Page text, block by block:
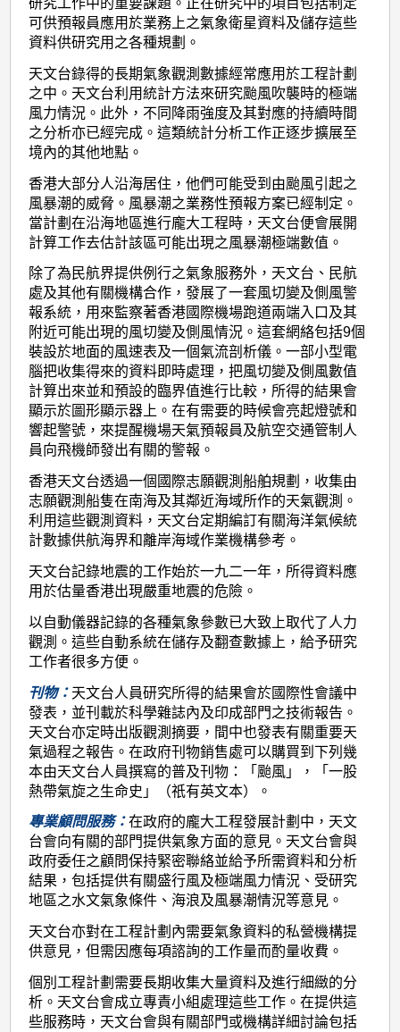
研究工作中的重要課題。正在研究中的項目包括制定
可供預報員應用於業務上之氣象衛星資料及儲存這些
資料供研究用之各種規劃。
天文台錄得的長期氣象觀測數據經常應用於工程計劃
之中。天文台利用統計方法來研究颱風吹襲時的極端
風力情況。此外，不同降雨強度及其對應的持續時間
之分析亦已經完成。這類統計分析工作正逐步擴展至
境內的其他地點。
香港大部分人沿海居住，他們可能受到由颱風引起之
風暴潮的威脅。風暴潮之業務性預報方案已經制定。
當計劃在沿海地區進行龐大工程時，天文台便會展開
計算工作去估計該區可能出現之風暴潮極端數值。
除了為民航界提供例行之氣象服務外，天文台、民航
處及其他有關機構合作，發展了一套風切變及側風警
報系統，用來監察著香港國際機場跑道兩端入口及其
附近可能出現的風切變及側風情況。這套網絡包括9個
裝設於地面的風速表及一個氣流剖析儀。一部小型電
腦把收集得來的資料即時處理，把風切變及側風數值
計算出來並和預設的臨界值進行比較，所得的結果會
顯示於圖形顯示器上。在有需要的時候會亮起燈號和
響起警號，來提醒機場天氣預報員及航空交通管制人
員向飛機師發出有關的警報。
香港天文台透過一個國際志願觀測船舶規劃，收集由
志願觀測船隻在南海及其鄰近海域所作的天氣觀測。
利用這些觀測資料，天文台定期編訂有關海洋氣候統
計數據供航海界和離岸海域作業機構參考。
天文台記錄地震的工作始於一九二一年，所得資料應
用於估量香港出現嚴重地震的危險。
以自動儀器記錄的各種氣象參數已大致上取代了人力
觀測。這些自動系統在儲存及翻查數據上，給予研究
工作者很多方便。
刊物： 天文台人員研究所得的結果會於國際性會議中
發表，並刊載於科學雜誌內及印成部門之技術報告。
天文台亦定時出版觀測摘要，間中也發表有關重要天
氣過程之報告。在政府刊物銷售處可以購買到下列幾
本由天文台人員撰寫的普及刊物：「颱風」，「一股
熱帶氣旋之生命史」（祇有英文本）。
專業顧問服務：在政府的龐大工程發展計劃中，天文
台會向有關的部門提供氣象方面的意見。天文台會與
政府委任之顧問保持緊密聯絡並給予所需資料和分析
結果，包括提供有關盛行風及極端風力情況、受研究
地區之水文氣象條件、海浪及風暴潮情況等意見。
天文台亦對在工程計劃內需要氣象資料的私營機構提
供意見，但需因應每項諮詢的工作量而酌量收費。
個別工程計劃需要長期收集大量資料及進行細緻的分
析。天文台會成立專責小組處理這些工作。在提供這
些服務時，天文台會與有關部門或機構詳細討論包括